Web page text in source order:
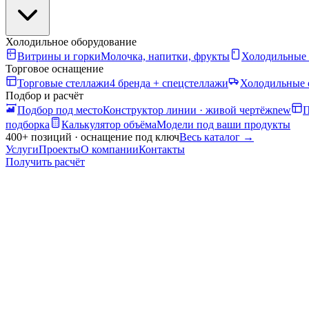
Холодильное оборудование
Витрины и горкиМолочка, напитки, фрукты
Торговое оснащение
Торговые стеллажи4 бренда + спецстеллажи Холодильные
Подбор и расчёт
Подбор под местоКонструктор линии · живой чертёжnew
подборка
Калькулятор объёмаМодели под ваши продукты
400+ позиций · оснащение под ключВесь каталог →
УслугиПроектыО компанииКонтакты
Получить расчёт